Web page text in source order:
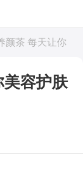
颜茶 每天让你
容护肤